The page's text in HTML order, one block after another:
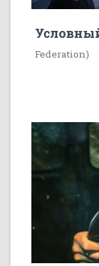
Federation)